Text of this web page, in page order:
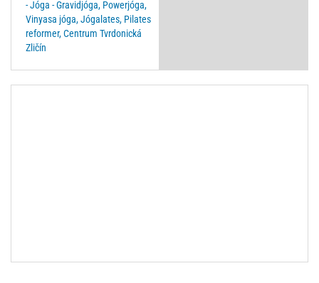
- Jóga - Gravidjóga, Powerjóga,
Vinyasa jóga, Jógalates, Pilates
reformer, Centrum Tvrdonická
Zličín